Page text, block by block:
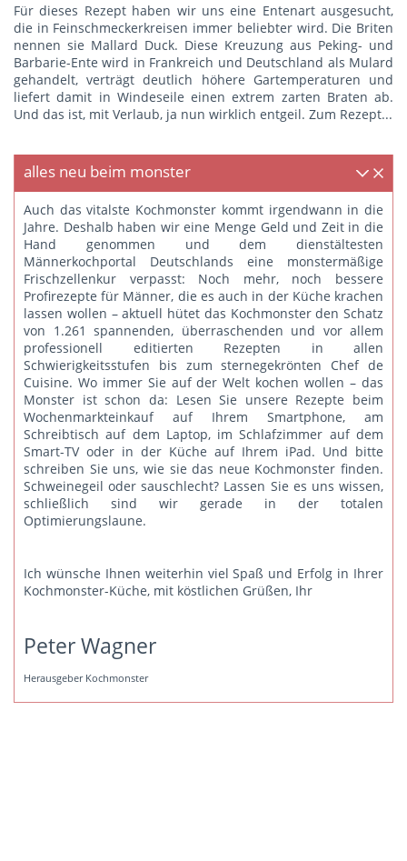
Für dieses Rezept haben wir uns eine Entenart ausgesucht,
die in Feinschmeckerkreisen immer beliebter wird. Die Briten
nennen sie Mallard Duck. Diese Kreuzung aus Peking- und
Barbarie-Ente wird in Frankreich und Deutschland als Mulard
gehandelt, verträgt deutlich höhere Gartemperaturen und
liefert damit in Windeseile einen extrem zarten Braten ab.
Und das ist, mit Verlaub, ja nun wirklich entgeil. Zum Rezept...
alles neu beim monster
Auch das vitalste Kochmonster kommt irgendwann in die
Jahre. Deshalb haben wir eine Menge Geld und Zeit in die
Hand genommen und dem dienstältesten
Männerkochportal Deutschlands eine monstermäßige
Frischzellenkur verpasst: Noch mehr, noch bessere
Profirezepte für Männer, die es auch in der Küche krachen
lassen wollen – aktuell hütet das Kochmonster den Schatz
von 1.261 spannenden, überraschenden und vor allem
professionell editierten Rezepten in allen
Schwierigkeitsstufen bis zum sternegekrönten Chef de
Cuisine. Wo immer Sie auf der Welt kochen wollen – das
Monster ist schon da: Lesen Sie unsere Rezepte beim
Wochenmarkteinkauf auf Ihrem Smartphone, am
Schreibtisch auf dem Laptop, im Schlafzimmer auf dem
Smart-TV oder in der Küche auf Ihrem iPad. Und bitte
schreiben Sie uns, wie sie das neue Kochmonster finden.
Schweinegeil oder sauschlecht? Lassen Sie es uns wissen,
schließlich sind wir gerade in der totalen
Optimierungslaune.
Ich wünsche Ihnen weiterhin viel Spaß und Erfolg in Ihrer
Kochmonster-Küche, mit köstlichen Grüßen, Ihr
Peter Wagner
Herausgeber Kochmonster